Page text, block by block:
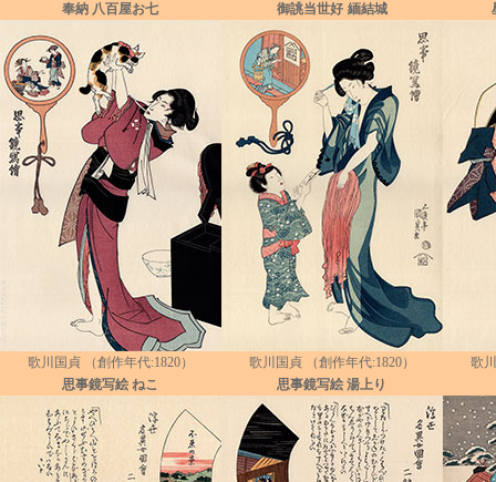
奉納 八百屋お七
御誂当世好 緬結城
歌川国貞 （創作年代:1820）
思事鏡写絵 ねこ
歌川国貞 （創作年代:1820）
思事鏡写絵 湯上り
歌